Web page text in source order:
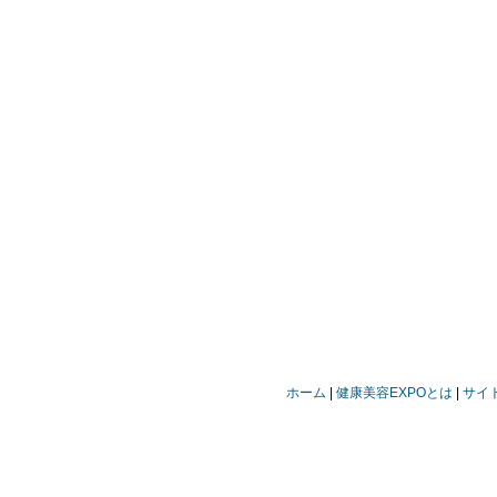
ホーム 健康美容EXPOとは サイ